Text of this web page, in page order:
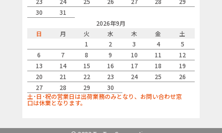
30
31
2026年9月
日
月 火 水 木 金
土
1
2 3 4
5
6
7 8 9 10 11
12
13
14 15 16 17 18
19
20
21 22 23 24 25
26
27
28 29
30
土･日･祝の営業日は出荷業務のみとなり、お問い合わせ窓
口は休業となります。